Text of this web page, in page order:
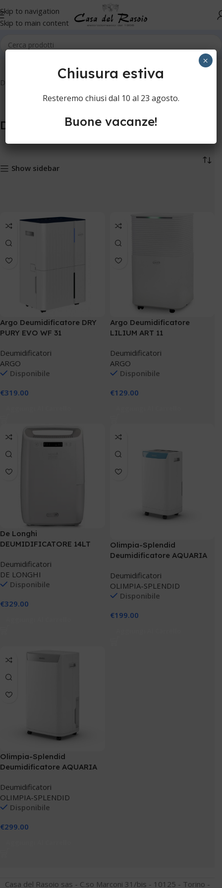
Skip to navigation
Skip to main content
Deumidificatori
Deumidificatori
Show sidebar
Argo Deumidificatore DRY
PURY EVO WF 31
Deumidificatori
ARGO
Disponibile
€319.00
Argo Deumidificatore
LILIUM ART 11
Deumidificatori
ARGO
Disponibile
€129.00
De Longhi
DEUMIDIFICATORE 14LT
Deumidificatori
DE LONGHI
Disponibile
€329.00
Olimpia-Splendid
Deumidificatore AQUARIA
Deumidificatori
OLIMPIA-SPLENDID
Disponibile
€199.00
Olimpia-Splendid
Deumidificatore AQUARIA
Deumidificatori
OLIMPIA-SPLENDID
Disponibile
€299.00
Casa del Rasoio sas - C.so Marconi 31/bis - 10125 - Torino -
Chiusura estiva
Resteremo chiusi dal 10 al 23 agosto.
Buone vacanze!
×